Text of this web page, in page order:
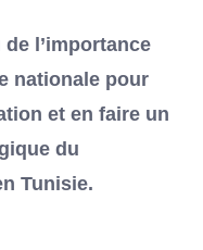
l’importance
nationale pour
et en faire un
du
Tunisie.